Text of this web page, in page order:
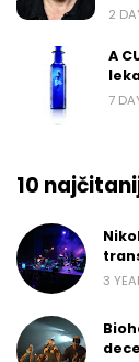
2
A
7
10
3